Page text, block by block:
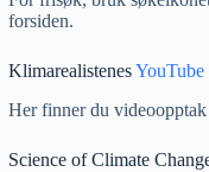
forsiden.
Klimarealistenes
Her finner du
Science of Climate